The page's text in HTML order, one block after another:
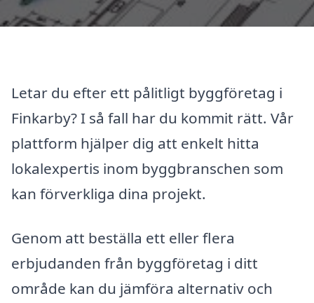
Letar du efter ett pålitligt byggföretag i
Finkarby? I så fall har du kommit rätt. Vår
plattform hjälper dig att enkelt hitta
lokalexpertis inom byggbranschen som
kan förverkliga dina projekt.
Genom att beställa ett eller flera
erbjudanden från byggföretag i ditt
område kan du jämföra alternativ och